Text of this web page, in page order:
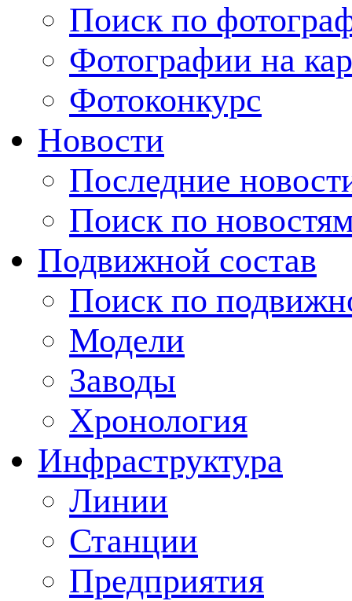
Поиск по
Фотографии на
Фотоконкурс
Новости
Последние
Поиск по
Подвижной состав
Поиск по
Модели
Заводы
Хронология
Инфраструктура
Линии
Станции
Предприятия